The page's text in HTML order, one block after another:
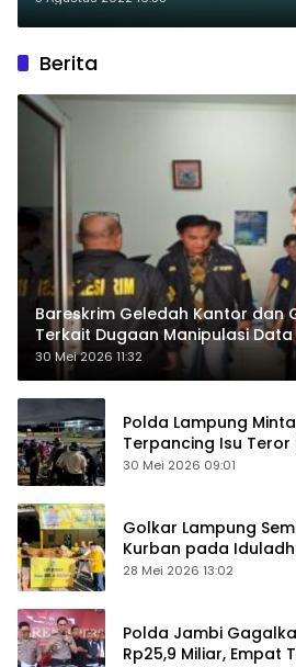
Berita
Bareskrim Geledah Kantor dan
Terkait Dugaan Manipulasi Data
30 Mei 2026 11:32
Polda Lampung
Terpancing Isu Teror
Keamanan
30 Mei 2026 09:01
Golkar Lampung
Kurban pada
28 Mei 2026 13:02
Polda Jambi
Rp25,9 Miliar, Empat